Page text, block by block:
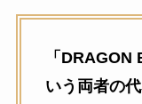
「
いう両者の